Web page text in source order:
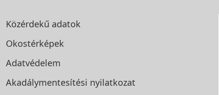
Közérdekű adatok
Okostérképek
Adatvédelem
Akadálymentesítési nyilatkozat